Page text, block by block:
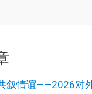
叙情谊——2026对